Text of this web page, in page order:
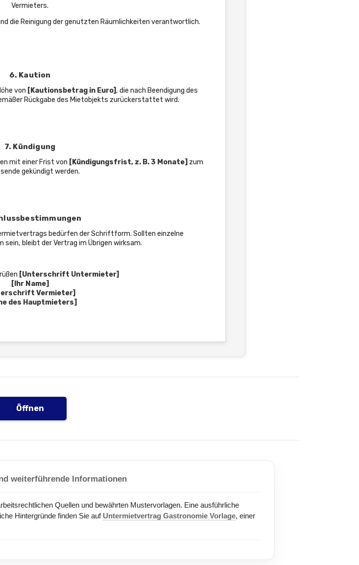
Vermieters.
die Reinigung der genutzten Räumlichkeiten verantwortlich.
6. Kaution
von [Kautionsbetrag in Euro] , die nach Beendigung des
Rückgabe des Mietobjekts zurückerstattet wird.
7. Kündigung
mit einer Frist von [Kündigungsfrist, z. B. 3 Monate] zum
gekündigt werden.
bedürfen der Schriftform. Sollten einzelne
sein, bleibt der Vertrag im Übrigen wirksam.
[Unterschrift Untermieter]
[Ihr Name]
Vermieter]
des Hauptmieters]
Öffnen
weiterführende Informationen
Quellen und bewährten Mustervorlagen. Eine ausführliche
Hintergründe finden Sie auf Untermietvertrag Gastronomie Vorlage, einer